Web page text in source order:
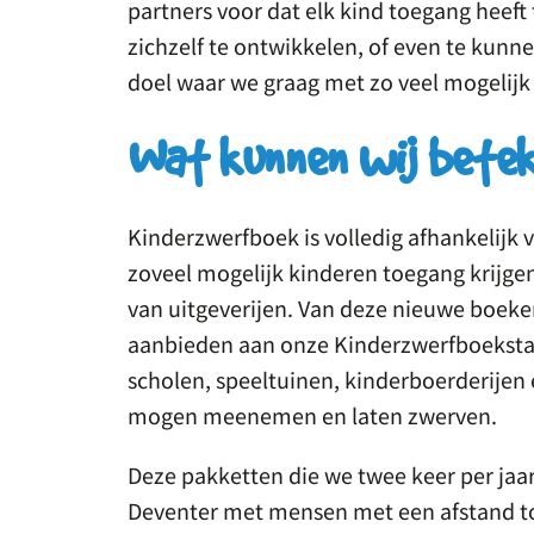
partners voor dat elk kind toegang
zichzelf te ontwikkelen, of even te
doel waar we graag met zo veel
Wat kunnen wij
Kinderzwerfboek is volledig afhankelijk
zoveel mogelijk kinderen toegang
van uitgeverijen. Van deze nieuwe
aanbieden aan onze
scholen, speeltuinen,
mogen meenemen en laten zwerven.
Deze pakketten die we twee keer per
Deventer met mensen met een afstand